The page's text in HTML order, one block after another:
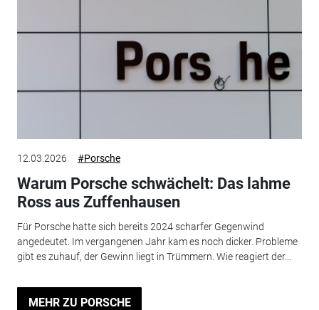
12.03.2026 #Porsche
Warum Porsche schwächelt: Das lahme
Ross aus Zuffenhausen
Für Porsche hatte sich bereits 2024 scharfer Gegenwind
angedeutet. Im vergangenen Jahr kam es noch dicker. Probleme
gibt es zuhauf, der Gewinn liegt in Trümmern. Wie reagiert der...
MEHR ZU PORSCHE